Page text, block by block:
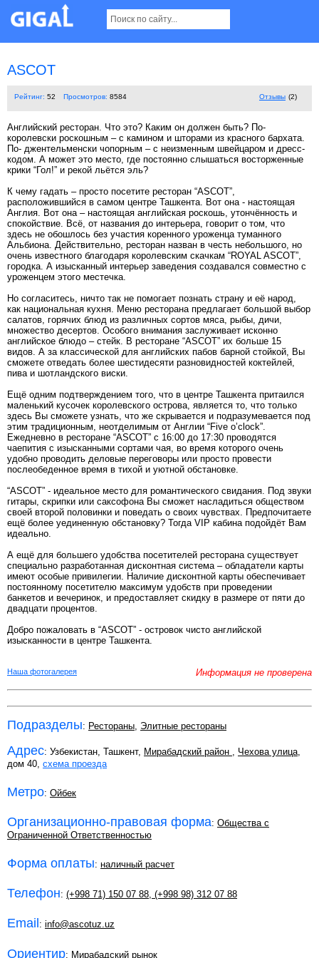
ASCOT
Рейтинг: 52 Просмотров: 8584 Отзывы (2)
Английский ресторан. Что это? Каким он должен быть? По-
королевски роскошным – с камином и шторами из красного бархата.
По- джентельменски чопорным – с неизменным швейцаром и дресс-
кодом. А может это место, где постоянно слышаться восторженные
крики “Гол!” и рекой льётся эль?
К чему гадать – просто посетите ресторан “ASCOT”,
расположившийся в самом центре Ташкента. Вот она - настоящая
Англия. Вот она – настоящая английская роскошь, утончённость и
спокойствие. Всё, от названия до интерьера, говорит о том, что
здесь не обошлось без участия коренного уроженца туманного
Альбиона. Действительно, ресторан назван в честь небольшого, но
очень известного благодаря королевским скачкам “ROYAL ASCOT”,
городка. А изысканный интерьер заведения создавался совместно с
уроженцем этого местечка.
Но согласитесь, ничто так не помогает познать страну и её народ,
как национальная кухня. Меню ресторана предлагает большой выбор
салатов, горячих блюд из различных сортов мяса, рыбы, дичи,
множество десертов. Особого внимания заслуживает исконно
английское блюдо – стейк. В ресторане “ASCOT” их больше 15
видов. А за классической для английских пабов барной стойкой, Вы
сможете отведать более шестидесяти разновидностей коктейлей,
пива и шотландского виски.
Ещё одним подтверждением того, что в центре Ташкента притаился
маленький кусочек королевского острова, является то, что только
здесь Вы сможете узнать, что же скрывается и подразумевается под
этим традиционным, неотделимым от Англии “Five o’clock”.
Ежедневно в ресторане “ASCOT” с 16:00 до 17:30 проводятся
чаепития с изысканными сортами чая, во время которого очень
удобно проводить деловые переговоры или просто провести
послеобеденное время в тихой и уютной обстановке.
“ASCOT” - идеальное место для романтического свидания. Под звуки
гитары, скрипки или саксофона Вы сможет насладиться обществом
своей второй половинки и поведать о своих чувствах. Предпочитаете
ещё более уединенную обстановку? Тогда VIP кабина подойдёт Вам
идеально.
А ещё для большего удобства посетителей ресторана существует
специально разработанная дисконтная система – обладатели карты
имеют особые привилегии. Наличие дисконтной карты обеспечивает
постоянному посетителю максимум удобств при проведении
банкетов и вечеринок, и предоставляет скидку в размере от пяти до
двадцати процентов.
Добро пожаловать в “ASCOT” - островок чисто английской
изысканности в центре Ташкента.
Наша фотогалерея Информация не проверена
Подразделы: Рестораны, Элитные рестораны
Адрес: Узбекистан, Ташкент, Мирабадский район , Чехова улица,
дом 40, схема проезда
Метро: Ойбек
Организационно-правовая форма: Общества с
Ограниченной Ответственностью
Форма оплаты: наличный расчет
Телефон: (+998 71) 150 07 88, (+998 98) 312 07 88
Email : info@ascotuz.uz
Ориентир: Мирабадский рынок